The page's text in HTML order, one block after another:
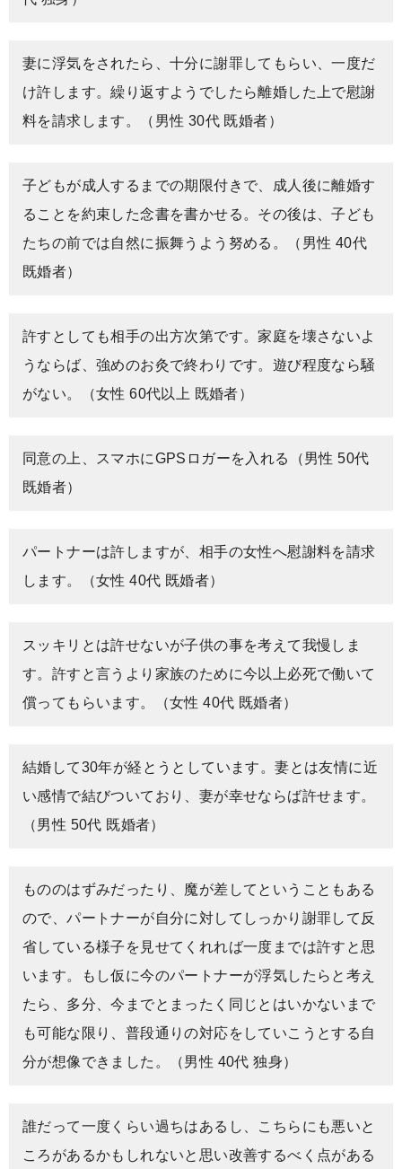
妻に浮気をされたら、十分に謝罪してもらい、一度だ
け許します。繰り返すようでしたら離婚した上で慰謝
料を請求します。（男性 30代 既婚者）
子どもが成人するまでの期限付きで、成人後に離婚す
ることを約束した念書を書かせる。その後は、子ども
たちの前では自然に振舞うよう努める。（男性 40代
既婚者）
許すとしても相手の出方次第です。家庭を壊さないよ
うならば、強めのお灸で終わりです。遊び程度なら騒
がない。（女性 60代以上 既婚者）
同意の上、スマホにGPSロガーを入れる（男性 50代
既婚者）
パートナーは許しますが、相手の女性へ慰謝料を請求
します。（女性 40代 既婚者）
スッキリとは許せないが子供の事を考えて我慢しま
す。許すと言うより家族のために今以上必死で働いて
償ってもらいます。（女性 40代 既婚者）
結婚して30年が経とうとしています。妻とは友情に近
い感情で結びついており、妻が幸せならば許せます。
（男性 50代 既婚者）
もののはずみだったり、魔が差してということもある
ので、パートナーが自分に対してしっかり謝罪して反
省している様子を見せてくれれば一度までは許すと思
います。もし仮に今のパートナーが浮気したらと考え
たら、多分、今までとまったく同じとはいかないまで
も可能な限り、普段通りの対応をしていこうとする自
分が想像できました。（男性 40代 独身）
誰だって一度くらい過ちはあるし、こちらにも悪いと
ころがあるかもしれないと思い改善するべく点がある